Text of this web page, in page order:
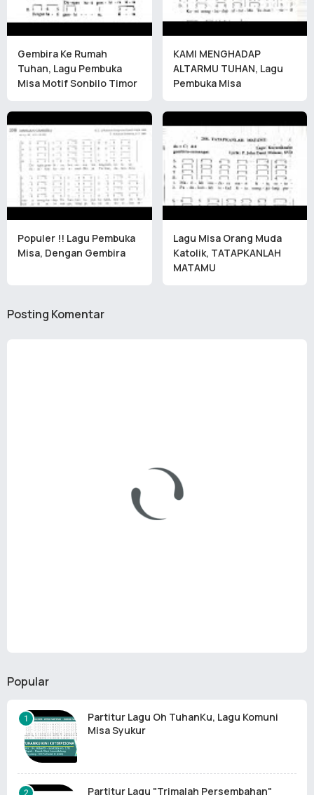
Gembira Ke Rumah
Tuhan, Lagu Pembuka
Misa Motif Sonbilo Timor
KAMI MENGHADAP
ALTARMU TUHAN, Lagu
Pembuka Misa
Populer !! Lagu Pembuka
Misa, Dengan Gembira
Lagu Misa Orang Muda
Katolik, TATAPKANLAH
MATAMU
Posting Komentar
Popular
Partitur Lagu Oh TuhanKu, Lagu Komuni
Misa Syukur
Partitur Lagu "Trimalah Persembahan"